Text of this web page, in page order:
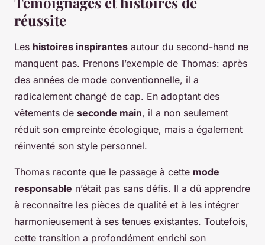
réussite
Les histoires inspirantes autour du second-hand ne
manquent pas. Prenons l’exemple de Thomas: après
des années de mode conventionnelle, il a
radicalement changé de cap. En adoptant des
vêtements de seconde main, il a non seulement
réduit son empreinte écologique, mais a également
réinventé son style personnel.
Thomas raconte que le passage à cette mode
responsable n’était pas sans défis. Il a dû apprendre
à reconnaître les pièces de qualité et à les intégrer
harmonieusement à ses tenues existantes. Toutefois,
cette transition a profondément enrichi son